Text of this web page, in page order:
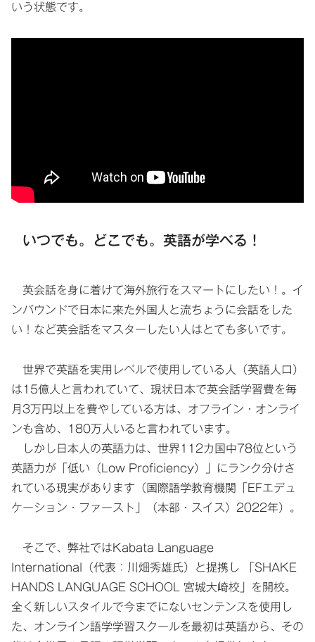
いう状態です。
いつでも。どこでも。英語が学べる！
英会話を身に着けて海外旅行をスマートにしたい！。イ
ンバウンドで日本に来た外国人と流ちょうに会話をした
い！など英会話をマスターしたい人はとても多いです。
世界で英語を実用レベルで使用している人（英語人口）
は15億人と言われていて、現状日本で英会話学習費を毎
月3万円以上を費やしている方は、オフライン・オンライ
ンも含め、180万人いると言われています。
しかし日本人の英語力は、世界112カ国中78位という
英語力が「低い（Low Proficiency）」にランク分けさ
れている現実があります（国際語学教育機関「EFエデュ
ケーション・ファースト」（本部・スイス）2022年）。
そこで、弊社ではKabata Language
International（代表：川畑秀雄氏）と提携し 「SHAKE
HANDS LANGUAGE SCHOOL 宮城大崎校」を開校。
全く新しいスタイルで今までにないセンテンスを使用し
た、オンライン語学学習スクールを最初は英語から、その